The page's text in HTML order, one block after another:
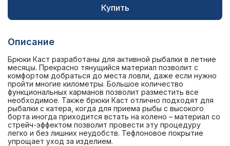
Купить
Описание
Брюки Каст разработаны для активной рыбалки в летние
месяцы. Прекрасно тянущийся материал позволит с
комфортом добраться до места ловли, даже если нужно
пройти многие километры. Большое количество
функциональных карманов позволит разместить все
необходимое. Также брюки Каст отлично подходят для
рыбалки с катера, когда для приема рыбы с высокого
борта иногда приходится встать на колено – материал со
стрейч-эффектом позволит провести эту процедуру
легко и без лишних неудобств. Тефлоновое покрытие
упрощает уход за изделием.